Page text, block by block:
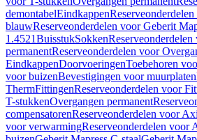
demontabelEindkappen
blauwReserveonderdelen voor Geberit
1.4521BuisstukSokken
permanentReserveonderdelen voor
EindkappenDoorvoeringenToebehoren
voor buizenBevestigingen voor muurplaten
ThermFittingenReserveonderdelen voor
T-stukkenOvergangen permanent
compensatorenReserveonderdelen voor
voor verwarmingReserveonderdelen voor